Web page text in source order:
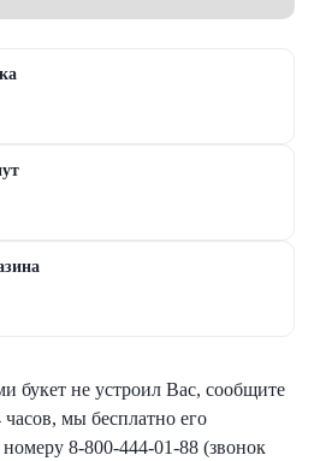
букет не устроил Вас, сообщите
мы бесплатно его
8-800-444-01-88 (звонок